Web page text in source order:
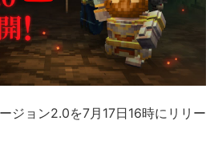
ジョン2.0を7月17日16時にリリー